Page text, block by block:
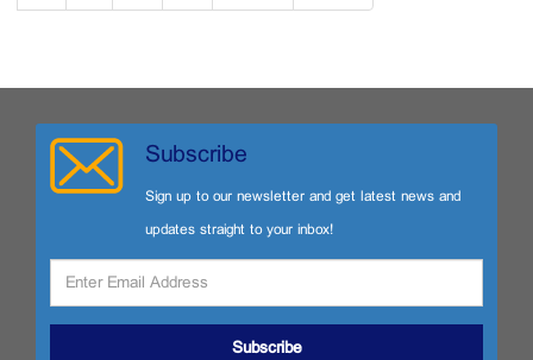
Subscribe
Sign up to our newsletter and get latest news and
updates straight to your inbox!
Subscribe